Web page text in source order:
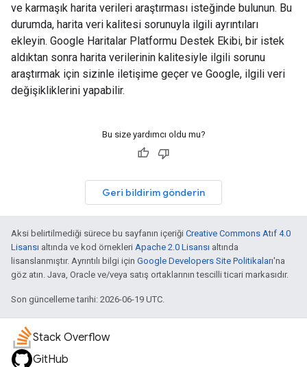
ve karmaşık harita verileri araştırması isteğinde bulunun. Bu
durumda, harita veri kalitesi sorunuyla ilgili ayrıntıları
ekleyin. Google Haritalar Platformu Destek Ekibi, bir istek
aldıktan sonra harita verilerinin kalitesiyle ilgili sorunu
araştırmak için sizinle iletişime geçer ve Google, ilgili veri
değişikliklerini yapabilir.
Bu size yardımcı oldu mu?
Geri bildirim gönderin
Aksi belirtilmediği sürece bu sayfanın içeriği Creative Commons Atıf 4.0
Lisansı altında ve kod örnekleri Apache 2.0 Lisansı altında
lisanslanmıştır. Ayrıntılı bilgi için Google Developers Site Politikaları'na
göz atın. Java, Oracle ve/veya satış ortaklarının tescilli ticari markasıdır.
Son güncelleme tarihi: 2026-06-19 UTC.
Stack Overflow
GitHub